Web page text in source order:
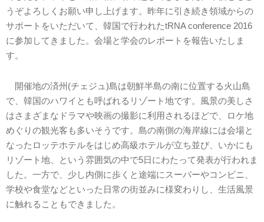
うぞよろしくお願い申し上げます。昨年に引き続き領域からの
サポートをいただいて、韓国で行われたtRNA conference 2016
に参加してきました。会場と学会のレポートを報告いたしま
す。
開催地の済州(チェジュ)島は朝鮮半島の南に位置する火山島
で、韓国のハワイとも呼ばれるリゾート地です。風景の美しさ
はさまざまなドラマや映画の撮影に利用されるほどで、ロケ地
めぐりの観光客も多いそうです。島の南側の海岸線には会場と
なったロッテホテルをはじめ高級ホテルが立ち並び、いかにも
リゾート地、という雰囲気の中で5日にわたって発表が行われま
した。一方で、少し内側に歩くと途端にスーパーやコンビニ、
学校や食堂などといった日常の街並みに様変わりし、生活風景
に触れることもできました。